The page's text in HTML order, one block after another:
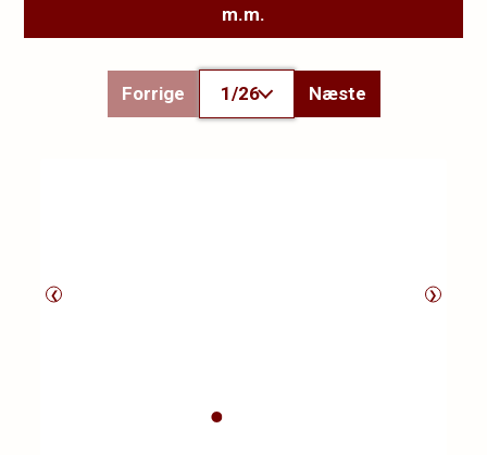
m.m.
Forrige 1/26 Næste
❮ ❯